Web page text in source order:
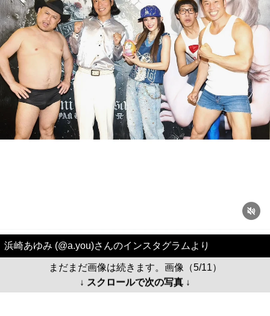
浜崎あゆみ (@a.you)さんのインスタグラムより
まだまだ画像は続きます。画像（5/11）
↓ スクロールで次の写真 ↓